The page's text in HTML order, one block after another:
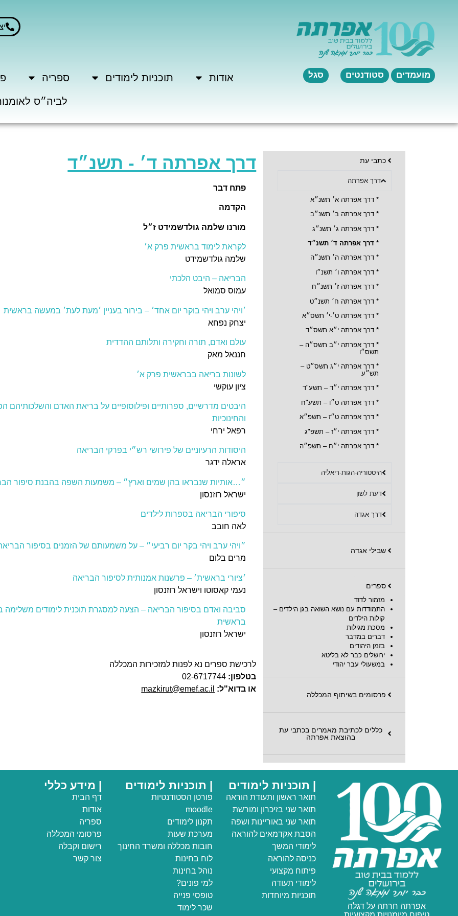
מועמדים סטודנטים סגל אודות תוכניות לימודים ספריה
לביה״ס
כתבי עת
דרך אפרתה
* דרך אפרתה א׳ תשנ״א
* דרך אפרתה ב׳ תשנ״ב
* דרך אפרתה ג׳ תשנ״ג
* דרך אפרתה ד׳ תשנ״ד
* דרך אפרתה ה׳ תשנ״ה
* דרך אפרתה ו׳ תשנ״ו
* דרך אפרתה ז׳ תשנ״ח
* דרך אפרתה ח׳ תשנ״ט
* דרך אפרתה ט׳-י׳ תשס״א
* דרך אפרתה י״א תשס״ד
* דרך אפרתה י״ב תשס״ה –
תשס״ו
* דרך אפרתה י״ג תשס״ט –
תש״ע
* דרך אפרתה י״ד – תשע"ד
* דרך אפרתה ט״ו – תשע"ח
* דרך אפרתה ט״ז – תשפ״א
* דרך אפרתה י״ז – תשפ"ג
* דרך אפרתה י״ח – תשפ״ה
היסטוריה-הגות-ריאליה
דעת לשון
דרך אגדה
שבילי אגדה
ספרים
מזמור לדוד
התמודדות עם נושא השואה בגן הילדים –
קולות הילדים
מסכת מגילות
דברים במדבר
בזמן היהודים
ירושלים כבר לא בליטא
במשעולי עבר יהודי
פרסומים בשיתוף המכללה
כללים לכתיבת מאמרים בכתבי עת
בהוצאת אפרתה
דרך אפרתה ד׳ - תשנ״ד
פתח דבר
הקדמה
מורנו שלמה גולדשמידט ז״ל
לקראת לימוד בראשית פרק א׳
שלמה גולדשמידט
הבריאה – היבט הלכתי
עמוס סמואל
׳ויהי ערב ויהי בוקר יום אחד׳ – בירור בעניין ׳מעת לעת׳ במעשה בראשית
יצחק נפחא
עולם ואדם, תורה וחקירה ותלותם ההדדית
חננאל מאק
לשונות בריאה בבראשית פרק א׳
ציון עוקשי
היבטים מדרשיים, ספרותיים ופילוסופיים על בריאת האדם והשלכותיהם
והחינוכיות
רפאל ירחי
היסודות הרעיוניים של פירושי רש״י בפרקי הבריאה
אראלה ידגר
״…אותיות שנבראו בהן שמים וארץ״ – משמעות השפה בהבנת סיפור
ישראל רוזנסון
סיפורי הבריאה בספרות לילדים
לאה חובב
״ויהי ערב ויהי בקר יום רביעי״ – על משמעותם של הזמנים בסיפור
מרים בלום
׳ציורי בראשית׳ – פרשנות אמנותית לסיפור הבריאה
נעמי קאסוטו וישראל רוזנסון
סביבה ואדם בסיפור הבריאה – הצעה למסגרת תוכנית לימודים משלימה
בראשית
ישראל רוזנסון
לרכישת ספרים נא לפנות למזכירות המכללה
בטלפון:
או בדוא"ל: mazkirut@emef.ac.il
אפרתה חרתה על דגלה
| תוכניות לימודים
תואר ראשון ותעודת הוראה
תואר שני בזיכרון ומורשת
תואר שני באוריינות ושפה
הסבת אקדמאים להוראה
לימודי המשך
כניסה להוראה
פיתוח מקצועי
לימודי תעודה
תוכניות מיוחדות
| תוכניות לימודים
פורטן הסטודנטיות
moodle
תקנון לימודים
מערכת שעות
חובות מכללה ומשרד החינוך
לוח בחינות
נוהל בחינות
למי פונים?
טופסי פנייה
שכר לימוד
| מידע כללי
דף הבית
אודות
ספריה
פרסומי המכללה
רישום וקבלה
צור קשר